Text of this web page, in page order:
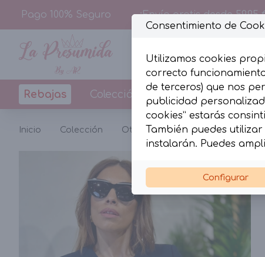
Pago 100% Seguro ¡Envío gratis desde 59,95
Rebajas Colección Diseños By La
Inicio Colección Otras temporadas Chaqueta
Consentimiento de
Utilizamos cookies
correcto
de terceros) que nos
publicidad
cookies” estarás
También puedes
instalarán. Puedes
Configurar